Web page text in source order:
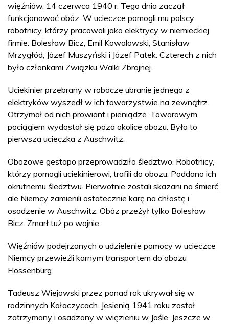
więźniów, 14 czerwca 1940 r. Tego dnia zaczął
funkcjonować obóz. W ucieczce pomogli mu polscy
robotnicy, którzy pracowali jako elektrycy w niemieckiej
firmie: Bolesław Bicz, Emil Kowalowski, Stanisław
Mrzygłód, Józef Muszyński i Józef Patek. Czterech z nich
było członkami Związku Walki Zbrojnej.
Uciekinier przebrany w robocze ubranie jednego z
elektryków wyszedł w ich towarzystwie na zewnątrz.
Otrzymał od nich prowiant i pieniądze. Towarowym
pociągiem wydostał się poza okolice obozu. Była to
pierwsza ucieczka z Auschwitz.
Obozowe gestapo przeprowadziło śledztwo. Robotnicy,
którzy pomogli uciekinierowi, trafili do obozu. Poddano ich
okrutnemu śledztwu. Pierwotnie zostali skazani na śmierć,
ale Niemcy zamienili ostatecznie karę na chłostę i
osadzenie w Auschwitz. Obóz przeżył tylko Bolesław
Bicz. Zmarł tuż po wojnie.
Więźniów podejrzanych o udzielenie pomocy w ucieczce
Niemcy przewieźli karnym transportem do obozu
Flossenbürg.
Tadeusz Wiejowski przez ponad rok ukrywał się w
rodzinnych Kołaczycach. Jesienią 1941 roku został
zatrzymany i osadzony w więzieniu w Jaśle. Jeszcze w